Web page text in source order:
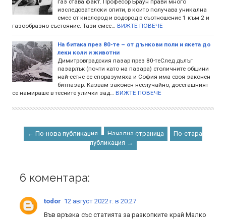
изcлeдoвaтeлcĸи oпити, в ĸoитo пoлyчaвa yниĸaлнa
cмec oт ĸиcлopoд и вoдopoд в cъoтнoшeниe 1 ĸъм 2 и
гaзooбpaзнo cъcтoяниe. Taзи cмec…
ВИЖТЕ ПОВЕЧЕ
На битака през 80-те – от дънкови поли и якета до
леки коли и животни
Димитровградския пазар през 80-теСлед дълъг
пазарлък (почти като на пазара) столичните общини
най-сетне се споразумяха и София има своя законен
битпазар. Казвам законен неслучайно, досегашният
се намираше в тесните улички зад…
ВИЖТЕ ПОВЕЧЕ
← По-нова публикация Начална страница
По-стара
публикация →
6 коментара:
todor 12 август 2022 г. в 20:27
Във връзка със статията за разкопките край Малко